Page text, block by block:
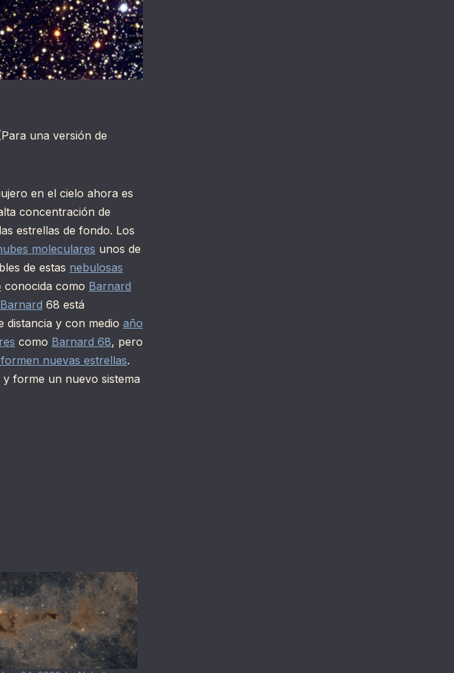
una versión de
en el cielo ahora es
concentración de
estrellas de fondo. Los
moleculares unos de
de estas nebulosas
conocida como Barnard
Barnard 68 está
distancia y con medio año
como Barnard 68, pero
nuevas estrellas.
forme un nuevo sistema